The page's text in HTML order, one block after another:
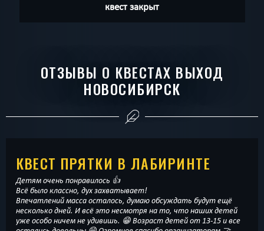
квест закрыт
ОТЗЫВЫ О КВЕСТАХ ВЫХОД
НОВОСИБИРСК
КВЕСТ ПРЯТКИ В ЛАБИРИНТЕ
Детям очень понравилось 👍
Всё было классно, дух захватывает!
Впечатлений масса осталось, думаю обсуждать будут ещё
несколько дней. И всё это несмотря на то, что наших детей
уже особо ничем не удивишь. 😁 Возраст детей от 13-15 и все